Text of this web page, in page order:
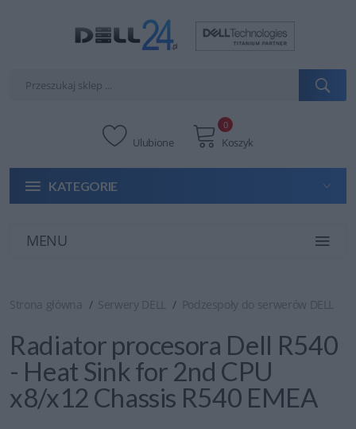
Ulubione Koszyk
0
KATEGORIE
MENU
Strona główna Serwery DELL Podzespoły do serwerów DELL
Radiator procesora Dell R540
- Heat Sink for 2nd CPU
x8/x12 Chassis R540 EMEA